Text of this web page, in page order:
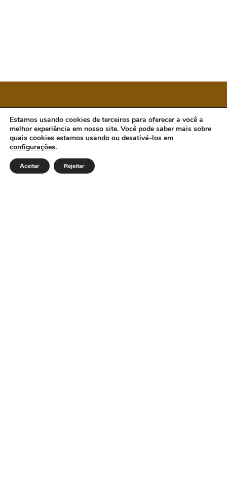
CÂMARA MUNICIPAL DE ORATÓRIOS
Endereço: Rua Antônio Guimarães, 601, Centro.
Oratórios/MG - Cep 35.439-000. Email:
cmoratorios@hotmail.com Telefone: (31) 92002-7586 / (31)
Estamos usando cookies de terceiros para oferecer a você a
melhor experiência em nosso site. Você pode saber mais sobre
quais cookies estamos usando ou desativá-los em
configurações.
Aceitar Rejeitar